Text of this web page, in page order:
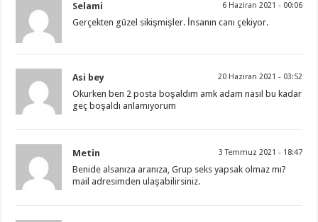
Selami 6 Haziran 2021 - 00:06
Gerçekten güzel sikişmişler. İnsanın canı çekiyor.
Asi bey 20 Haziran 2021 - 03:52
Okurken ben 2 posta boşaldım amk adam nasıl bu kadar
geç boşaldı anlamıyorum
Metin 3 Temmuz 2021 - 18:47
Benide alsanıza aranıza, Grup seks yapsak olmaz mı?
mail adresimden ulaşabilirsiniz.